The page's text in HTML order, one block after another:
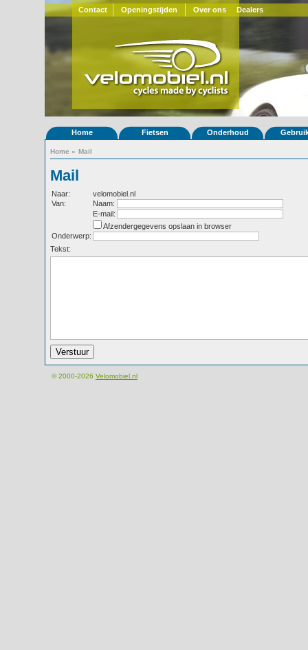
Contact Openingstijden Over ons Dealers
Home Fietsen Onderhoud
Home » Mail
Mail
Naar:
velomobiel.nl
Van:
Naam:
E-mail:
Afzendergegevens opslaan in browser
Onderwerp:
Tekst:
© 2000-2026 Velomobiel.nl